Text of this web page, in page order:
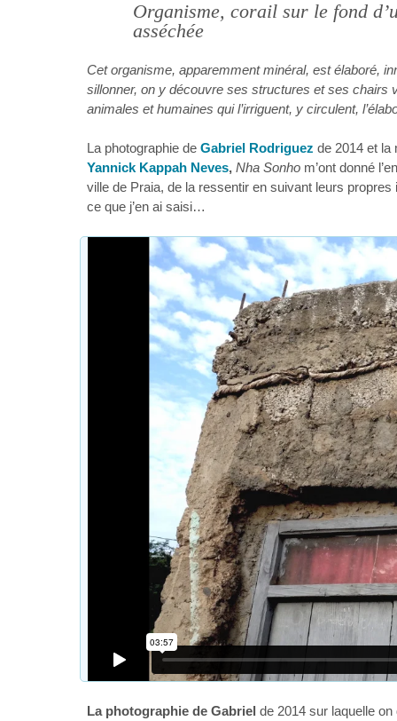
Organisme, corail sur le fond
asséchée
Cet organisme, apparemment minéral, est élaboré,
sillonner, on y découvre ses structures et ses chairs
animales et humaines qui l’irriguent, y circulent,
La photographie de Gabriel Rodriguez de 2014 et la
Yannick Kappah Neves, Nha Sonho m’ont donné
ville de Praia, de la ressentir en suivant leurs propres
ce que j’en ai saisi…
La photographie de Gabriel de 2014 sur laquelle